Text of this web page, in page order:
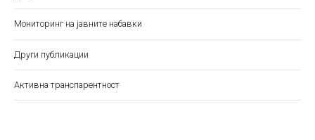
Мониторинг на јавните набавки
Други публикации
Aктивна транспарентност